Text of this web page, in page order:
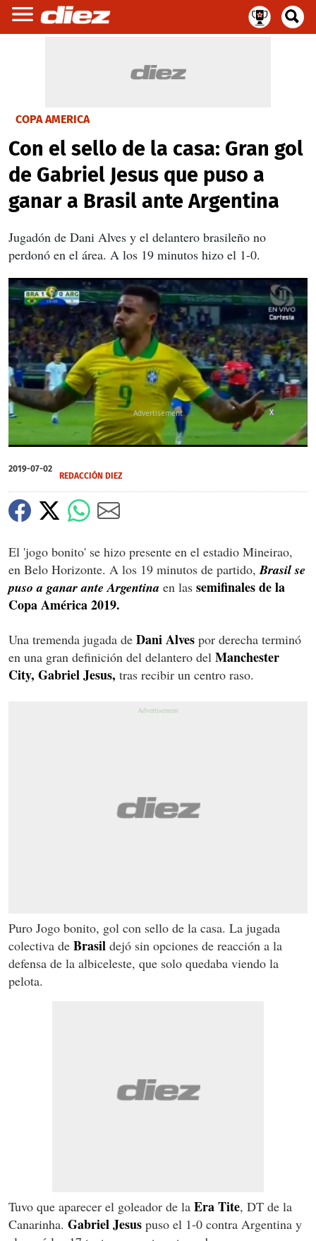
COPA AMERICA
Con el sello de la casa: Gran gol
de Gabriel Jesus que puso a
ganar a Brasil ante Argentina
Jugadón de Dani Alves y el delantero brasileño no
perdonó en el área. A los 19 minutos hizo el 1-0.
of
49
X
2019-07-02
REDACCIÓN DIEZ
El 'jogo bonito' se hizo presente en el estadio Mineirao,
en Belo Horizonte. A los 19 minutos de partido, Brasil se
puso a ganar ante Argentina en las semifinales de la
Copa América 2019.
Una tremenda jugada de Dani Alves por derecha terminó
en una gran definición del delantero del Manchester
City, Gabriel Jesus, tras recibir un centro raso.
Puro Jogo bonito, gol con sello de la casa. La jugada
colectiva de Brasil dejó sin opciones de reacción a la
defensa de la albiceleste, que solo quedaba viendo la
pelota.
Tuvo que aparecer el goleador de la Era Tite, DT de la
Canarinha. Gabriel Jesus puso el 1-0 contra Argentina y